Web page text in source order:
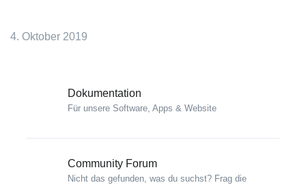
4. Oktober 2019
Dokumentation
Für unsere Software, Apps & Website
Community Forum
Nicht das gefunden, was du suchst? Frag die